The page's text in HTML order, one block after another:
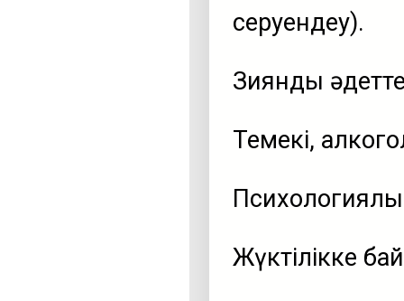
серуендеу).
Зиянды
Темекі,
Психологиялық
Жүктілікке